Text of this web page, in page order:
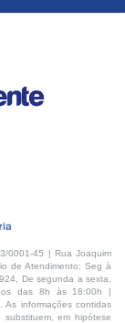
0001-45 | Rua Joaquim
de Atendimento: Seg à
De segunda a sexta,
das 8h às 18:00h |
As informações contidas
em hipótese